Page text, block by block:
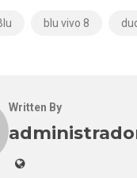
blu vivo 8
Written By